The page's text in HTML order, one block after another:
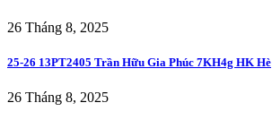
26 Tháng 8, 2025
25-26 13PT2405 Trần Hữu Gia Phúc 7KH4g HK Hè
26 Tháng 8, 2025